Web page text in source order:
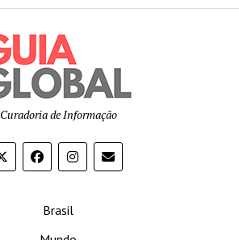
Curadoria de Informação
Brasil